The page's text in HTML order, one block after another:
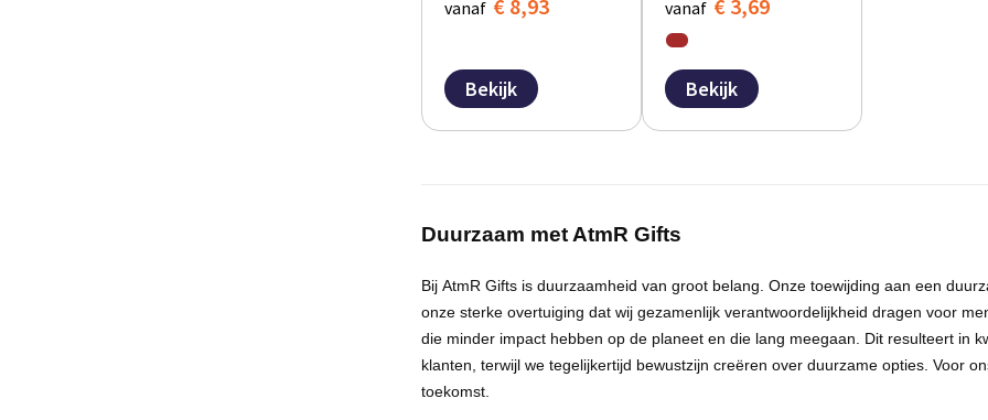
vanaf € 8,93
Bekijk
vanaf € 3,69
Bekijk
Duurzaam metAtmR Gifts
Bij AtmRGiftsis duurzaamheid van groot belang. Onze toewijding aan een
onze sterke overtuiging dat wij gezamenlijk verantwoordelijkheid dragen voor
die minder impact hebben op de planeet en die lang meegaan. Dit resulteert in
klanten, terwijl we tegelijkertijd bewustzijn creëren over duurzame opties. Voor
toekomst.